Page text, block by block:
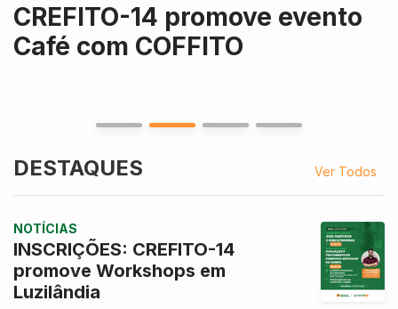
CREFITO-14 promove evento
Café com COFFITO
DESTAQUES Ver Todos
NOTÍCIAS
INSCRIÇÕES: CREFITO-14
promove Workshops em
Luzilândia